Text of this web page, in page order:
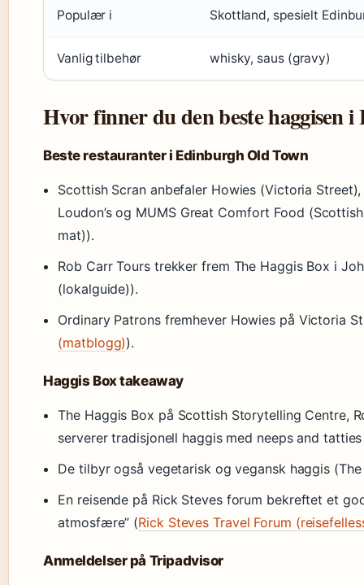
Populær i Skottland, spesielt
Vanlig tilbehør whisky, saus (gravy)
Hvor finner du den beste haggisen
Beste restauranter i Edinburgh Old Town
Scottish Scran anbefaler Howies (Victoria Street),
Loudon’s og MUMS Great Comfort Food
mat)).
Rob Carr Tours trekker frem The Haggis Box i
(lokalguide)).
Ordinary Patrons fremhever Howies på Victoria
(matblogg)).
Haggis Box takeaway
The Haggis Box på Scottish Storytelling Centre,
serverer tradisjonell haggis med neeps and
De tilbyr også vegetarisk og vegansk haggis
En reisende på Rick Steves forum bekreftet et
atmosfære” (Rick Steves Travel Forum
Anmeldelser på Tripadvisor